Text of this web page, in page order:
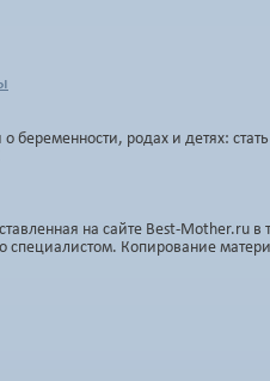
беременности, родах и детях:
на сайте Best-Mother.ru
специалистом. Копирование